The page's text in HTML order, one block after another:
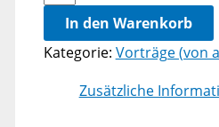
Jaffin,
Das
biblische
Gottesbild
In den Warenkorb
Kategorie: Vorträge (von
Zusätzliche